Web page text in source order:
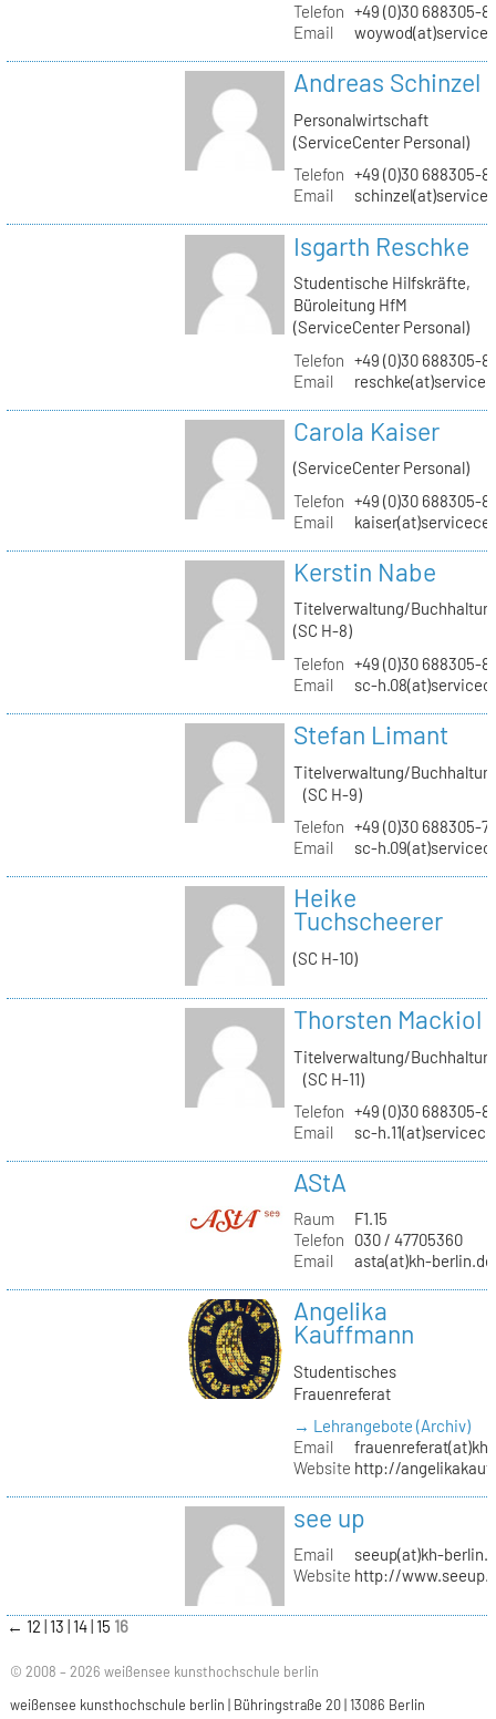
Telefon +49 (0)30 688305-
Email
Andreas Schinzel
Personalwirtschaft
(ServiceCenter Personal)
Telefon +49 (0)30 688305-
Email
Isgarth Reschke
Studentische Hilfskräfte,
Büroleitung HfM
(ServiceCenter Personal)
Telefon +49 (0)30 688305-
Email
Carola Kaiser
(ServiceCenter Personal)
Telefon +49 (0)30 688305-
Email
Kerstin Nabe
Titelverwaltung/
(SC H-8)
Telefon +49 (0)30 688305-
Email
sc-
Stefan Limant
Titelverwaltung/
(SC H-9)
Telefon +49 (0)30 688305-
Email
sc-
Heike
Tuchscheerer
(SC H-10)
Thorsten Mackiol
Titelverwaltung/
(SC H-11)
Telefon +49 (0)30 688305-
Email
sc-
AStA
Raum
F1.15
Telefon
030 / 47705360
Email
asta(at)kh-berlin.de
Angelika
Kauffmann
Studentisches
Frauenreferat
→ Lehrangebote (Archiv)
Email
Website http://
see up
Email
seeup(at)kh-
Website http://
← 12 13 14 15 16
© 2008 – 2026 weißensee kunsthochschule berlin
weißensee kunsthochschule berlin | Bühringstraße 20 | 13086 Berlin